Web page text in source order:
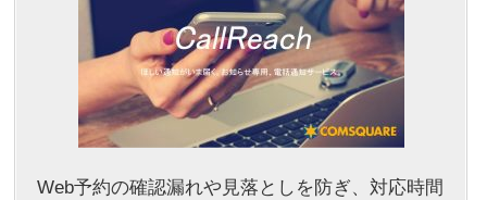
Web予約の確認漏れや見落としを防ぎ、対応時間